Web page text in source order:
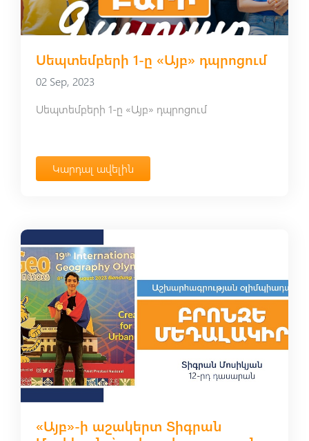
Սեպտեմբերի 1-ը «Այբ» դպրոցում
02 Sep, 2023
Սեպտեմբերի 1-ը «Այբ» դպրոցում
Կարդալ ավելին
«Այբ»-ի աշակերտ Տիգրան